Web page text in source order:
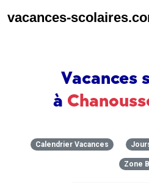
vacances-
Vacances
à
Calendrier Vacances
Zone B